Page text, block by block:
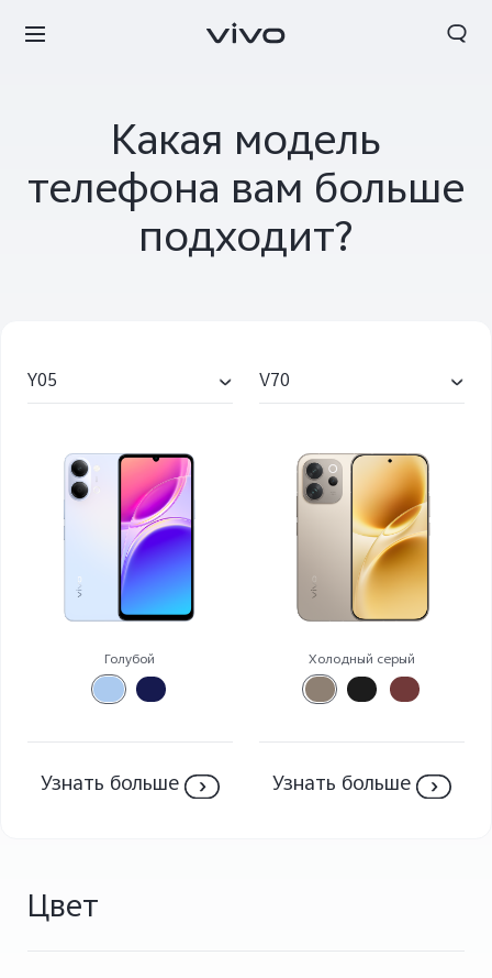
Россия | Выберите страну/регион
Какая модель
телефона вам больше
подходит?
Y05
Голубой
Узнать больше
V70
Холодный серый
Узнать больше
Цвет